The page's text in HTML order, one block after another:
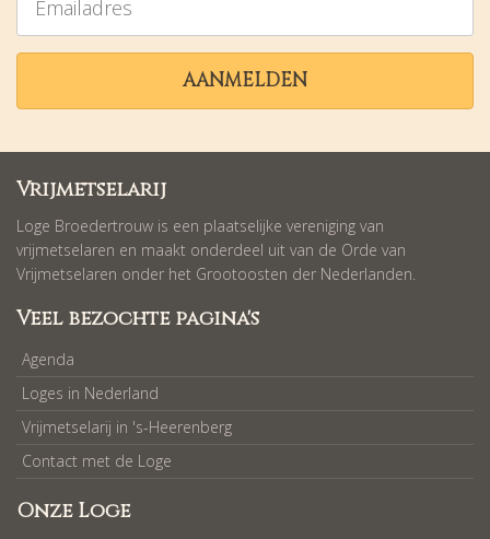
AANMELDEN
Vrijmetselarij
Loge Broedertrouw is een plaatselijke vereniging van
vrijmetselaren en maakt onderdeel uit van de Orde van
Vrijmetselaren onder het Grootoosten der Nederlanden.
Veel bezochte pagina's
Agenda
Loges in Nederland
Vrijmetselarij in 's-Heerenberg
Contact met de Loge
Onze Loge